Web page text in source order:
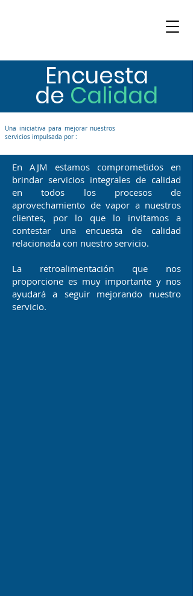
Encuesta
de Calidad
Una iniciativa para mejorar nuestros
servicios impulsada por :
En AJM estamos comprometidos en
brindar servicios integrales de calidad
en todos los procesos de
aprovechamiento de vapor a nuestros
clientes, por lo que lo invitamos a
contestar una encuesta de calidad
relacionada con nuestro servicio.
La retroalimentación que nos
proporcione es muy importante y nos
ayudará a seguir mejorando nuestro
servicio.